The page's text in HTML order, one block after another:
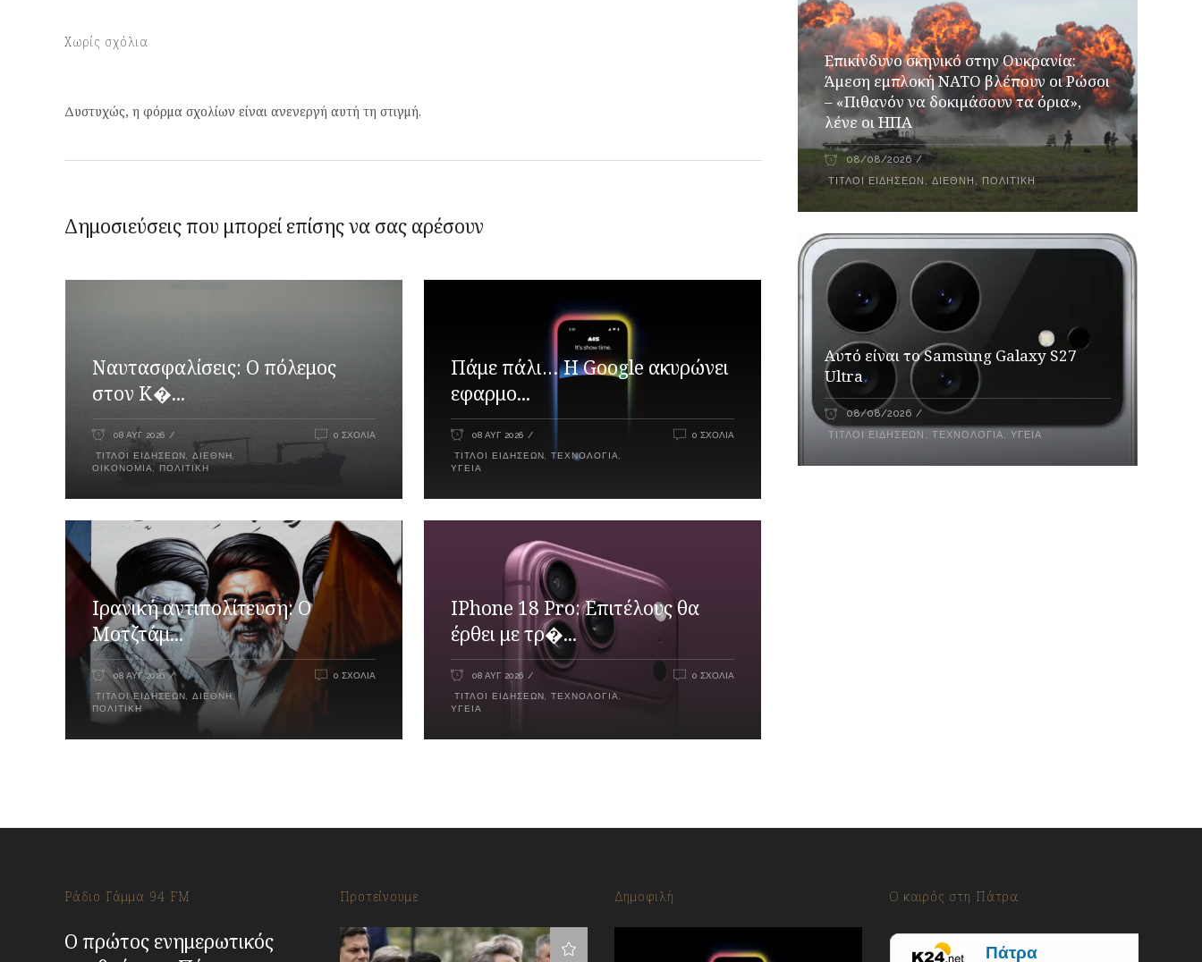
Χωρίς σχόλια
Δυστυχώς, η φόρμα σχολίων είναι ανενεργή αυτή τη στιγμή.
Δημοσιεύσεις που μπορεί επίσης να σας αρέσουν
Ναυτασφαλίσεις: Ο πόλεμος
στον Κ�...
08 ΑΥΓ 2026
ΤΊΤΛΟΙ ΕΙΔΉΣΕΩΝ ΔΙΕΘΝΉ
ΟΙΚΟΝΟΜΊΑ
ΠΟΛΙΤΙΚΉ
0 ΣΧΌΛΙΑ
Πάμε πάλι… Η Google ακυρώνει
εφαρμο...
08 ΑΥΓ 2026
ΤΊΤΛΟΙ ΕΙΔΉΣΕΩΝ ΤΕΧΝΟΛΟΓΊΑ
ΥΓΕΊΑ
0 ΣΧΌΛΙΑ
Ιρανική αντιπολίτευση: Ο
Μοτζτάμ...
08 ΑΥΓ 2026
ΤΊΤΛΟΙ ΕΙΔΉΣΕΩΝ ΔΙΕΘΝΉ,
ΠΟΛΙΤΙΚΉ
0 ΣΧΌΛΙΑ
IPhone 18 Pro: Επιτέλους θα
έρθει με τρ�...
08 ΑΥΓ 2026
ΤΊΤΛΟΙ ΕΙΔΉΣΕΩΝ ΤΕΧΝΟΛΟΓΊΑ
ΥΓΕΊΑ
0 ΣΧΌΛΙΑ
Επικίνδυνο σκηνικό στην Ουκρανία:
Άμεση εμπλοκή ΝΑΤΟ βλέπουν οι Ρώσοι
– «Πιθανόν να δοκιμάσουν τα όρια»,
λένε οι ΗΠΑ
08/08/2026
ΤΊΤΛΟΙ ΕΙΔΉΣΕΩΝ ,ΔΙΕΘΝΉ , ΠΟΛΙΤΙΚΉ
Αυτό είναι το Samsung Galaxy S27
Ultra
08/08/2026
ΤΊΤΛΟΙ ΕΙΔΉΣΕΩΝ ,ΤΕΧΝΟΛΟΓΊΑ,ΥΓΕΊΑ
Ράδιο Γάμμα 94 FM
Ο πρώτος ενημερωτικός
Προτείνουμε Δημοφιλή Ο καιρός στη Πάτρα